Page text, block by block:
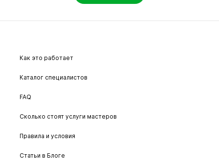
Как это работает
Каталог специалистов
FAQ
Сколько стоят услуги мастеров
Правила и условия
Статьи в Блоге